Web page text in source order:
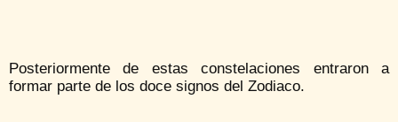
Posteriormente de estas constelaciones entraron a
formar parte de los doce signos del Zodiaco.